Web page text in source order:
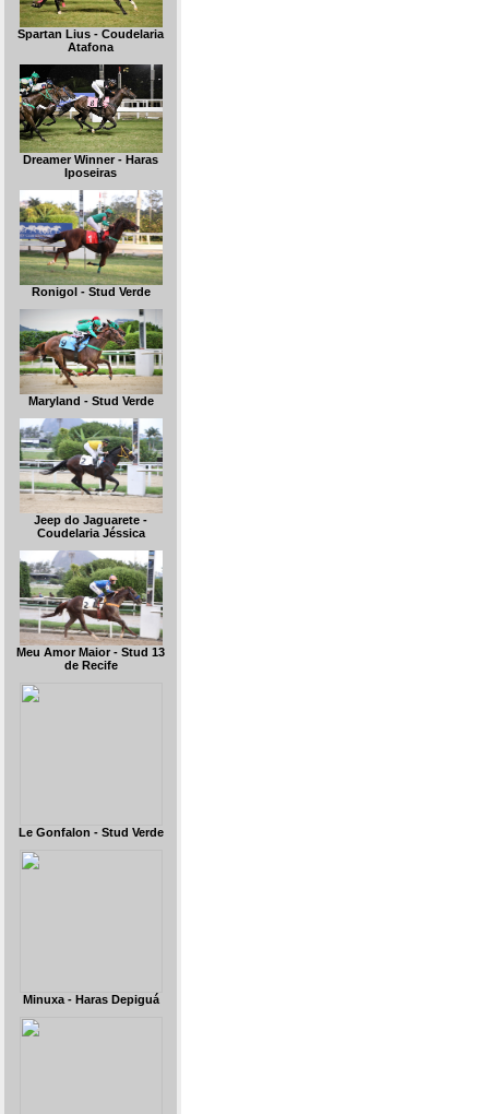
Spartan Lius - Coudelaria
Atafona
Dreamer Winner - Haras
Iposeiras
Ronigol - Stud Verde
Maryland - Stud Verde
Jeep do Jaguarete -
Coudelaria Jéssica
Meu Amor Maior - Stud 13
de Recife
Le Gonfalon - Stud Verde
Minuxa - Haras Depiguá